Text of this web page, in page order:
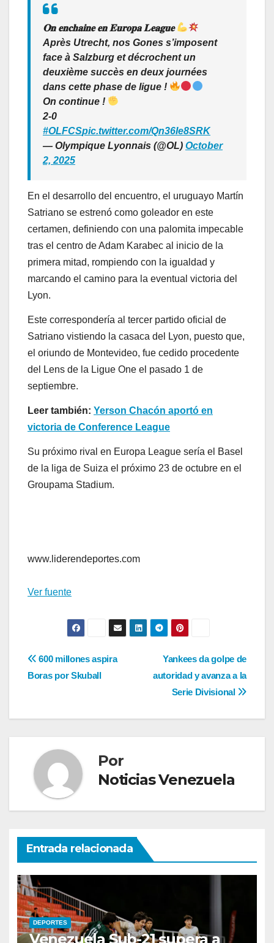
𝐎𝐧 𝐞𝐧𝐜𝐡𝐚𝐢𝐧𝐞 𝐞𝐧 𝐄𝐮𝐫𝐨𝐩𝐚 𝐋𝐞𝐚𝐠𝐮𝐞
Après Utrecht, nos Gones s’imposent
face à Salzburg et décrochent un
deuxième succès en deux journées
dans cette phase de ligue !
On continue !
2-0
#OLFCSpic.twitter.com/Qn36Ie8SRK
— Olympique Lyonnais (@OL) October
2, 2025
En el desarrollo del encuentro, el uruguayo Martín
Satriano se estrenó como goleador en este
certamen, definiendo con una palomita impecable
tras el centro de Adam Karabec al inicio de la
primera mitad, rompiendo con la igualdad y
marcando el camino para la eventual victoria del
Lyon.
Este correspondería al tercer partido oficial de
Satriano vistiendo la casaca del Lyon, puesto que,
el oriundo de Montevideo, fue cedido procedente
del Lens de la Ligue One el pasado 1 de
septiembre.
Leer también: Yerson Chacón aportó en
victoria de Conference League
Su próximo rival en Europa League sería el Basel
de la liga de Suiza el próximo 23 de octubre en el
Groupama Stadium.
www.liderendeportes.com
Ver fuente
Navegación
entradas
Yankees da golpe de
autoridad y avanza a la
Serie Divisional
600 millones aspira
Boras por Skuball
Por
Noticias Venezuela
Entrada relacionada
DEPORTES
Venezuela Sub-21 supera a